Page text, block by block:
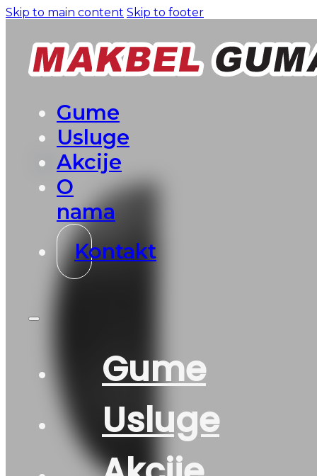
Skip to main content Skip to footer
Gume
Usluge
Akcije
O
nama
Kontakt
Gume
Usluge